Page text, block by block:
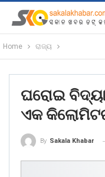
Home ରାଜ୍ୟ
ଘରୋଇ
ଏକ
By Sakala Khabar